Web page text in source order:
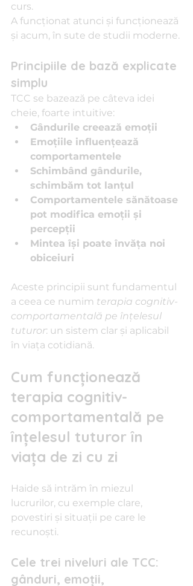
curs.
A funcționat atunci și funcționează
și acum, în sute de studii moderne.
Principiile de bază explicate
simplu
TCC se bazează pe câteva idei
cheie, foarte intuitive:
Gândurile creează emoții
Emoțiile influențează
comportamentele
Schimbând gândurile,
schimbăm tot lanțul
Comportamentele sănătoase
pot modifica emoții și
percepții
Mintea își poate învăța noi
obiceiuri
Aceste principii sunt fundamentul
a ceea ce numim terapia cognitiv-
comportamentală pe înțelesul
tuturor: un sistem clar și aplicabil
în viața cotidiană.
Cum funcționează
terapia cognitiv-
comportamentală pe
înțelesul tuturor în
viața de zi cu zi
Haide să intrăm în miezul
lucrurilor, cu exemple clare,
povestiri și situații pe care le
recunoști.
Cele trei niveluri ale TCC:
gânduri, emoții,